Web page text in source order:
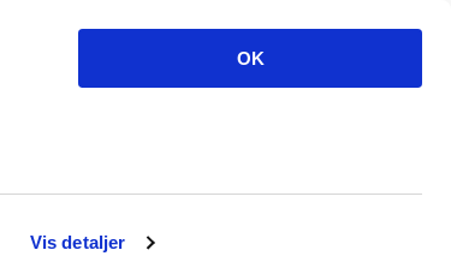
Vis detaljer
OK
Kun for medlemmer
Kommende arrangementer